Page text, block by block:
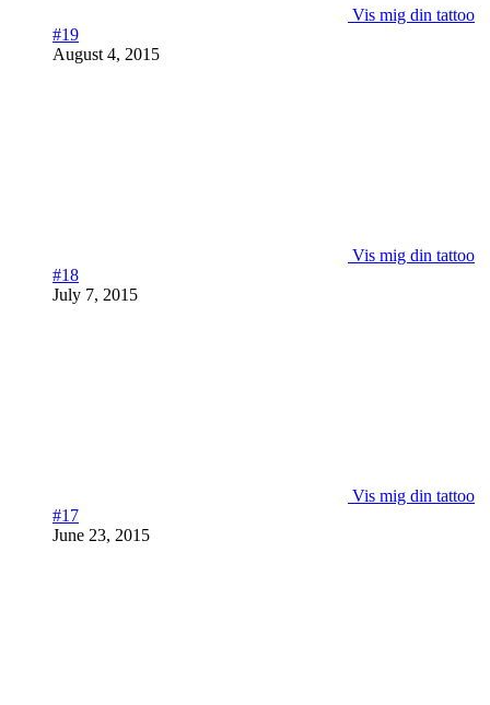
Vis mig din tattoo
#19
August 4, 2015
Vis mig din tattoo
#18
July 7, 2015
Vis mig din tattoo
#17
June 23, 2015